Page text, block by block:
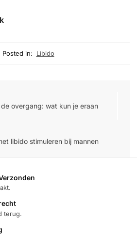
Posted in: Libido
overgang: wat kun je eraan
libido stimuleren bij mannen
terug.